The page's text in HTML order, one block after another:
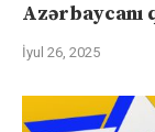
Azərbaycanı
İyul 26, 2025